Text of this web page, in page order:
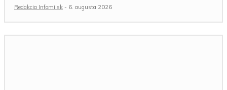
Redakcia Infomi.sk - 6. augusta 2026